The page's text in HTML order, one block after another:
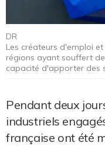
DR
Les créateurs d'emploi
régions ayant souffert
capacité d'apporter des
Pendant deux
industriels
française ont été